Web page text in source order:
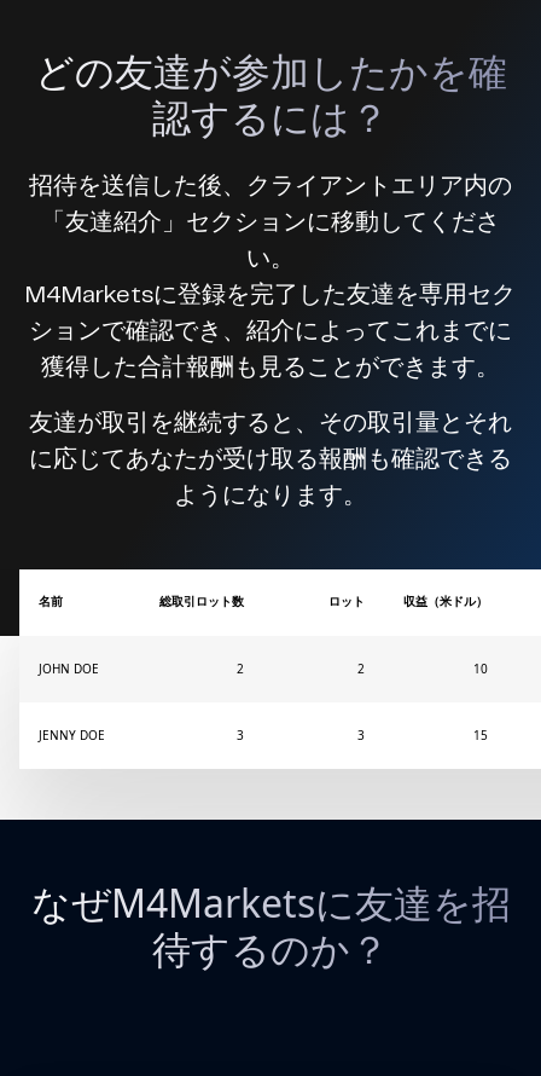
どの友達が参加したかを確
認するには？
招待を送信した後、クライアントエリア内の
「友達紹介」セクションに移動してくださ
い。
M4Marketsに登録を完了した友達を専用セク
ションで確認でき、紹介によってこれまでに
獲得した合計報酬も見ることができます。
友達が取引を継続すると、その取引量とそれ
に応じてあなたが受け取る報酬も確認できる
ようになります。
名前 総取引ロット数 ロット 収益（米ドル）
JOHN DOE 2 2 10
JENNY DOE 3 3 15
なぜM4Marketsに友達を招
待するのか？